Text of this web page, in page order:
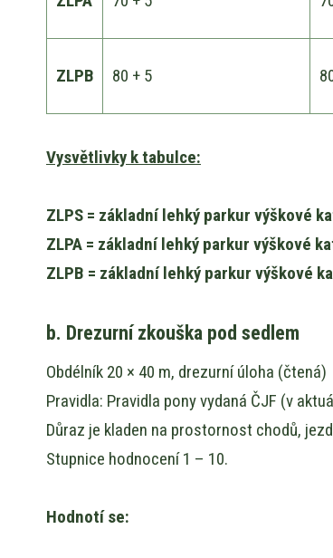
ZLPB 80 + 5
Vysvětlivky k tabulce:
ZLPS = základní lehký parkur výškové
ZLPA = základní lehký parkur výškové
ZLPB = základní lehký parkur výškové
b. Drezurní zkouška pod sedlem
Obdélník 20 × 40 m, drezurní úloha (čtená)
Pravidla: Pravidla pony vydaná ČJF (v
Důraz je kladen na prostornost chodů,
Stupnice hodnocení 1 – 10.
Hodnotí se: